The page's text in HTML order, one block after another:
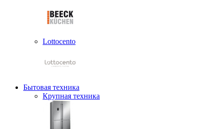
Lottocento
Бытовая техника
Крупная техника